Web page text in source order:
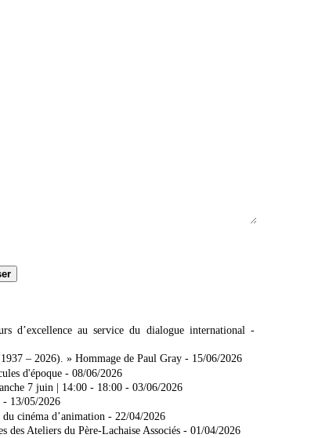
au service du dialogue international -
– 2026). » Hommage de Paul Gray - 15/06/2026
d'époque - 08/06/2026
7 juin | 14:00 - 18:00 - 03/06/2026
- 13/05/2026
cinéma d’animation - 22/04/2026
des Ateliers du Père-Lachaise Associés - 01/04/2026